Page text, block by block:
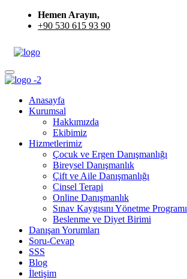
Hemen Arayın,
+90 530 615 93 90
Anasayfa
Kurumsal
Hakkımızda
Ekibimiz
Hizmetlerimiz
Çocuk ve Ergen Danışmanlığı
Bireysel Danışmanlık
Çift ve Aile Danışmanlığı
Cinsel Terapi
Online Danışmanlık
Sınav Kaygısını Yönetme Programı
Beslenme ve Diyet Birimi
Danışan Yorumları
Soru-Cevap
SSS
Blog
İletişim